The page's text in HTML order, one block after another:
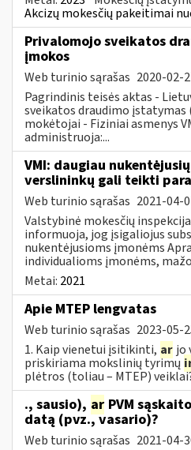
Akcizų mokesčių pakeitimai
Privalomojo sveikatos
įmokos
Web turinio sąrašas 2020-02-
Pagrindinis teisės aktas -
sveikatos draudimo įstatymas
mokėtojai - Fiziniai asmenys
administruoja:...
VMI: daugiau nukentėjusių
verslininkų gali teikti
Web turinio sąrašas 2021-04-
Valstybinė mokesčių
informuoja, jog įsigaliojus
nukentėjusioms įmonėms
individualioms įmonėms,
Metai: 2021
Apie MTEP lengvatas
Web turinio sąrašas 2023-05-
1. Kaip vienetui įsitikinti, ar jo
priskiriama mokslinių tyrimų
plėtros (toliau – MTEP)
., sausio), ar PVM
datą (pvz., vasario)?
Web turinio sąrašas 2021-04-